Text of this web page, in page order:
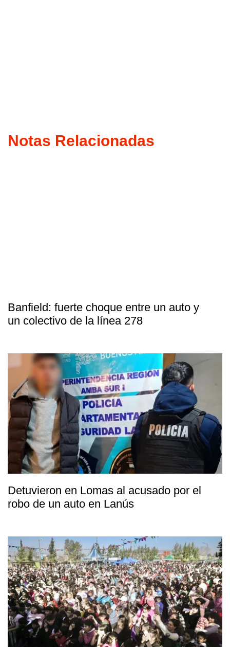
Notas Relacionadas
Banfield: fuerte choque entre un auto y
un colectivo de la línea 278
Detuvieron en Lomas al acusado por el
robo de un auto en Lanús